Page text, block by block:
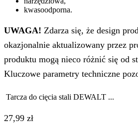
kwasoodporna.
UWAGA! Zdarza się, że design
okazjonalnie aktualizowany przez
produktu mogą nieco różnić się od
Kluczowe parametry techniczne
Tarcza do cięcia stali DEWALT ...
27,99 zł